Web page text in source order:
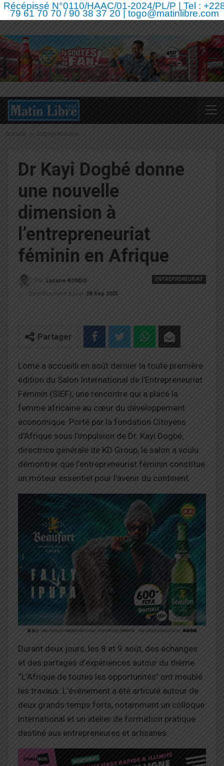
Récépissé N°0110/HAAC/01-2024/PL/P | Tel :
79 61 70 70 / 90 38 37 20 | togo@matinlibre.com
Accueil Entrepreneuriat
Dr Kayi Dogbé donne
une nouvelle
dimension à
l’entrepreneuriat
féminin en Afrique
ENTREPRENEURIAT
Par Lazarre KONDO
Dernière mise à jour
28 Sep 2025
Partager
Lomé a accueilli en août dernier la toute première
édition du Salon International de l’Entrepreneuriat
Féminin (SIEF), une rencontre qui a placé la
femme africaine au cœur du développement
économique. Porté par la fondation Citoyens
d’Afrique sous l’impulsion de Dr. Kayi Dogbé,
directrice générale de KD Group, le salon a voulu
démontrer que l’entrepreneuriat féminin constitue
un moteur essentiel pour l’avenir du continent.
Durant deux jours, les 8 et 9 août, des échanges
et des partages d’expériences autour du thème
‘‘L’Afrique de toutes les opportunités’’ ont meublé
les travaux. L’événement a été articulé autour de
deux grands temps forts, notamment un colloque
international et un atelier de formation pratique
destiné aux entrepreneures et artisanes.